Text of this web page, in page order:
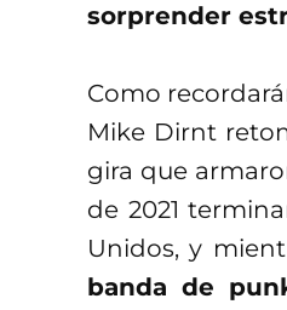
sorprender
Como
Mike Dirnt
gira que
de 2021
Unidos, y
banda de